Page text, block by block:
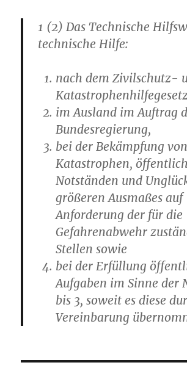
1 (2) Das Technische
technische Hilfe:
nach dem Zivilschutz-
im Ausland im Auftrag
Bundesregierung,
bei der Bekämpfung von
Katastrophen,
Notständen und
größeren Ausmaßes auf
Anforderung der für die
Gefahrenabwehr
Stellen sowie
bei der Erfüllung
Aufgaben im Sinne der
bis 3, soweit es diese
Vereinbarung